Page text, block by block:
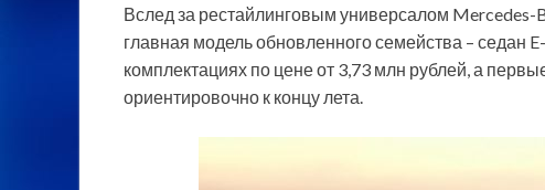
Вслед за рестайлинговым универсалом Mercedes-
главная модель обновленного семейства – седан
комплектациях по цене от 3,73 млн рублей, а
ориентировочно к концу лета.